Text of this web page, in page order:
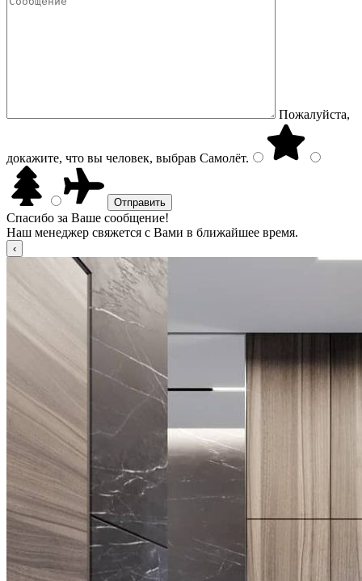
Пожалуйста,
докажите, что вы человек, выбрав Самолёт.
Спасибо за Ваше сообщение!
Наш менеджер свяжется с Вами в ближайшее время.